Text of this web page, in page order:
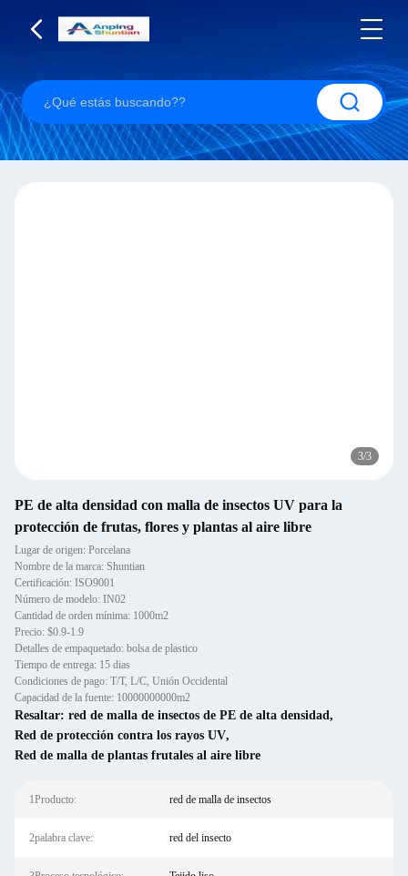
3/3
PE de alta densidad con malla de insectos UV para la
protección de frutas, flores y plantas al aire libre
Lugar de origen: Porcelana
Nombre de la marca: Shuntian
Certificación: ISO9001
Número de modelo: IN02
Cantidad de orden mínima: 1000m2
Precio: $0.9-1.9
Detalles de empaquetado: bolsa de plastico
Tiempo de entrega: 15 dias
Condiciones de pago: T/T, L/C, Unión Occidental
Capacidad de la fuente: 10000000000m2
Resaltar: red de malla de insectos de PE de alta densidad,
Red de protección contra los rayos UV,
Red de malla de plantas frutales al aire libre
1Producto: red de malla de insectos
2palabra clave: red del insecto